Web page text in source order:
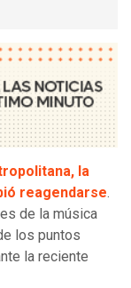
la
reagendarse.
de la música
los puntos
la reciente